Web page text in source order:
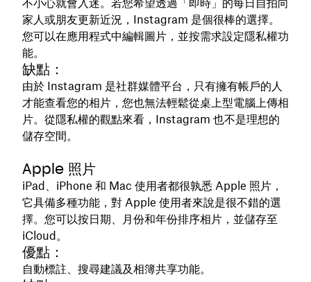
家人或朋友更新近況，Instagram 是個很棒的選擇。
您可以在應用程式中編輯圖片，並按需求設定隱私權功
能。
缺點：
由於 Instagram 是社群媒體平台，只有擁有帳戶的人
才能查看您的相片，您也無法輕鬆從桌上型電腦上傳相
片。從隱私權的觀點來看，Instagram 也不是理想的
儲存空間。
Apple 照片
iPad、iPhone 和 Mac 使用者都很孰悉 Apple 照片，
它具備多種功能，對 Apple 使用者來說是很不錯的選
擇。您可以按日期、月份和年份排序相片，並儲存至
iCloud。
優點：
自動標註、搜尋建議及相簿共享功能。